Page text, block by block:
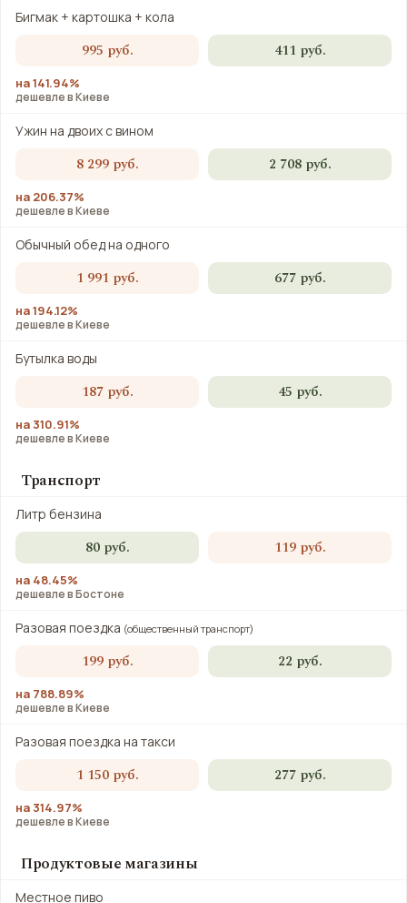
Бигмак + картошка + кола
995 руб. 411 руб.
на 141.94%
дешевле в Киеве
Ужин на двоих с вином
8 299 руб. 2 708 руб.
на 206.37%
дешевле в Киеве
Обычный обед на одного
1 991 руб. 677 руб.
на 194.12%
дешевле в Киеве
Бутылка воды
187 руб. 45 руб.
на 310.91%
дешевле в Киеве
Транспорт
Литр бензина
80 руб. 119 руб.
на 48.45%
дешевле в Бостоне
Разовая поездка (общественный транспорт)
199 руб. 22 руб.
на 788.89%
дешевле в Киеве
Разовая поездка на такси
1 150 руб. 277 руб.
на 314.97%
дешевле в Киеве
Продуктовые магазины
Местное пиво